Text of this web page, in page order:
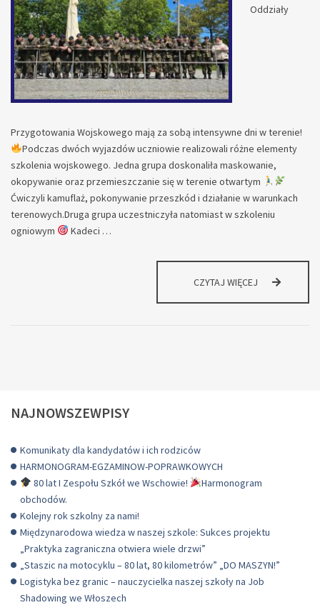
Oddziały
Przygotowania Wojskowego mają za sobą intensywne dni w terenie!
Podczas dwóch wyjazdów uczniowie realizowali różne elementy
szkolenia wojskowego. Jedna grupa doskonaliła maskowanie,
okopywanie oraz przemieszczanie się w terenie otwartym
Ćwiczyli kamuflaż, pokonywanie przeszkód i działanie w warunkach
terenowych.Druga grupa uczestniczyła natomiast w szkoleniu
ogniowym
Kadeci …
CZYTAJ WIĘCEJ
NAJNOWSZEWPISY
Komunikaty dla kandydatów i ich rodziców
HARMONOGRAM-EGZAMINOW-POPRAWKOWYCH
80 lat I Zespołu Szkół we Wschowie!
Harmonogram
obchodów.
Kolejny rok szkolny za nami!
Międzynarodowa wiedza w naszej szkole: Sukces projektu
„Praktyka zagraniczna otwiera wiele drzwi”
„Staszic na motocyklu – 80 lat, 80 kilometrów” „DO MASZYN!”
Logistyka bez granic – nauczycielka naszej szkoły na Job
Shadowing we Włoszech